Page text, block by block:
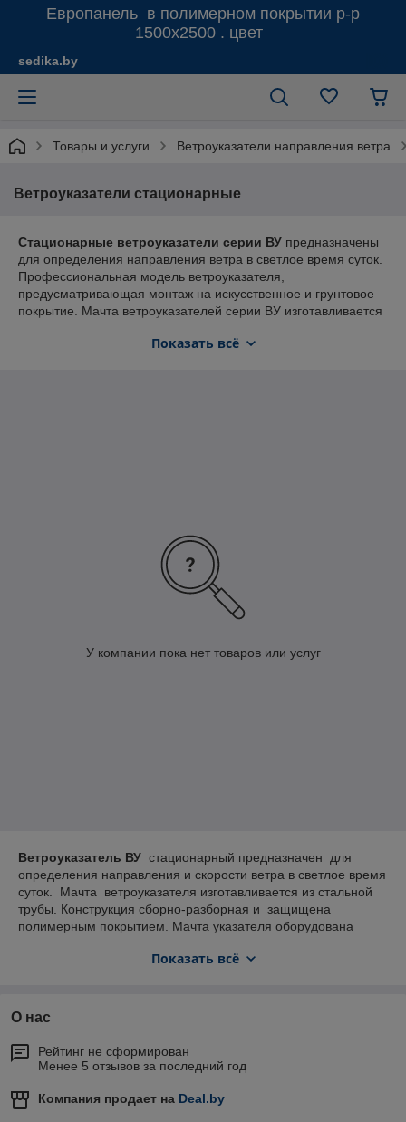
Европанель в полимерном покрытии р-р
1500х2500 . цвет
sedika.by
Товары и услуги Ветроуказатели направления ветра
Ветроуказатели стационарные
Стационарные ветроуказатели серии ВУ предназначены
для определения направления ветра в светлое время суток.
Профессиональная модель ветроуказателя,
предусматривающая монтаж на искусственное и грунтовое
покрытие. Мачта ветроуказателей серии ВУ изготавливается
защищена полимерным покрытием
Показать всё
У компании пока нет товаров или услуг
Ветроуказатель ВУ стационарный предназначен для
определения направления и скорости ветра в светлое время
суток. Мачта ветроуказателя изготавливается из стальной
трубы. Конструкция сборно-разборная и защищена
полимерным покрытием. Мачта указателя оборудована
ветроуказателя вокруг своей оси и формообразующим
крестообразное основание.
Показать всё
О нас
Рейтинг не сформирован
Менее 5 отзывов за последний год
Компания продает на Deal.by